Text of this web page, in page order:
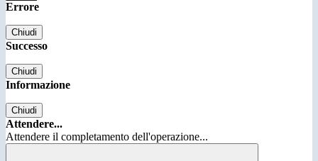
Errore
Chiudi
Successo
Chiudi
Informazione
Chiudi
Attendere...
Attendere il completamento dell'operazione...